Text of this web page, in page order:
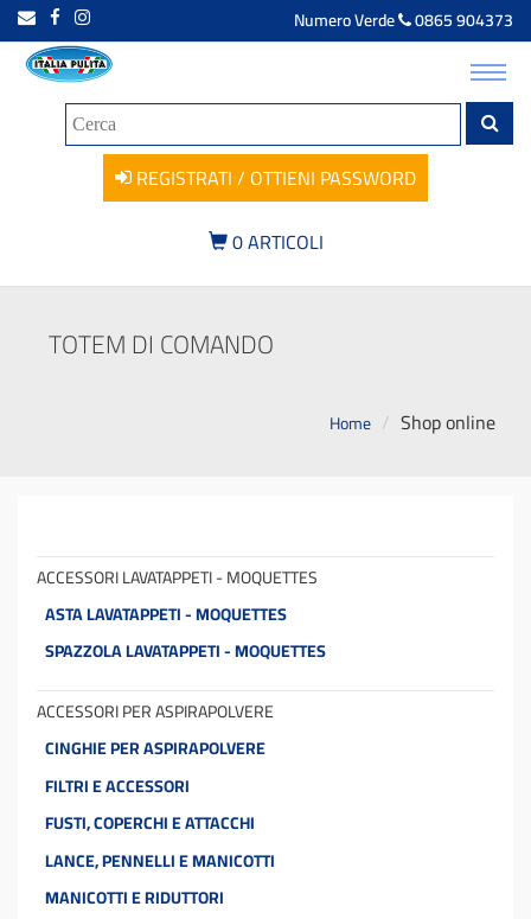
Numero Verde 0865 904373
REGISTRATI / OTTIENI PASSWORD
0ARTICOLI
TOTEM DI COMANDO
Home Shop online
ACCESSORI LAVATAPPETI - MOQUETTES
ASTA LAVATAPPETI - MOQUETTES
SPAZZOLA LAVATAPPETI - MOQUETTES
ACCESSORI PER ASPIRAPOLVERE
CINGHIE PER ASPIRAPOLVERE
FILTRI E ACCESSORI
FUSTI, COPERCHI E ATTACCHI
LANCE, PENNELLI E MANICOTTI
MANICOTTI E RIDUTTORI